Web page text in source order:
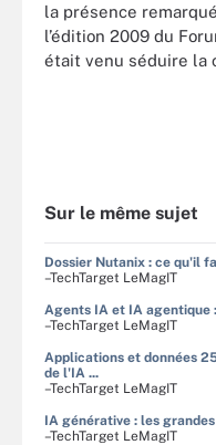
la présence
l’édition 2009 du
était venu séduire la
Sur le même sujet
Dossier Nutanix : ce qu'il
–TechTarget LeMagIT
Agents IA et IA agentique
–TechTarget LeMagIT
Applications et données
de l'IA ...
–TechTarget LeMagIT
IA générative : les
–TechTarget LeMagIT